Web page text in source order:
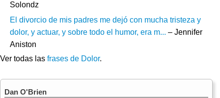
Solondz
El divorcio de mis padres me dejó con mucha tristeza y
dolor, y actuar, y sobre todo el humor, era m... – Jennifer
Aniston
Ver todas las frases de Dolor.
Dan O'Brien